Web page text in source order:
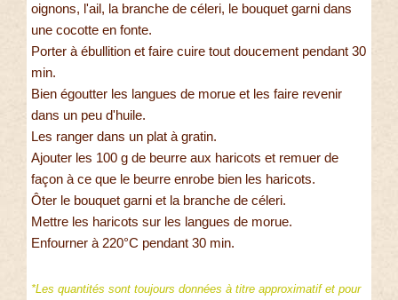
oignons, l'ail, la branche de céleri, le bouquet garni dans
une cocotte en fonte.
Porter à ébullition et faire cuire tout doucement pendant 30
min.
Bien égoutter les langues de morue et les faire revenir
dans un peu d'huile.
Les ranger dans un plat à gratin.
Ajouter les 100 g de beurre aux haricots et remuer de
façon à ce que le beurre enrobe bien les haricots.
Ôter le bouquet garni et la branche de céleri.
Mettre les haricots sur les langues de morue.
Enfourner à 220°C pendant 30 min.
*Les quantités sont toujours données à titre approximatif et pour